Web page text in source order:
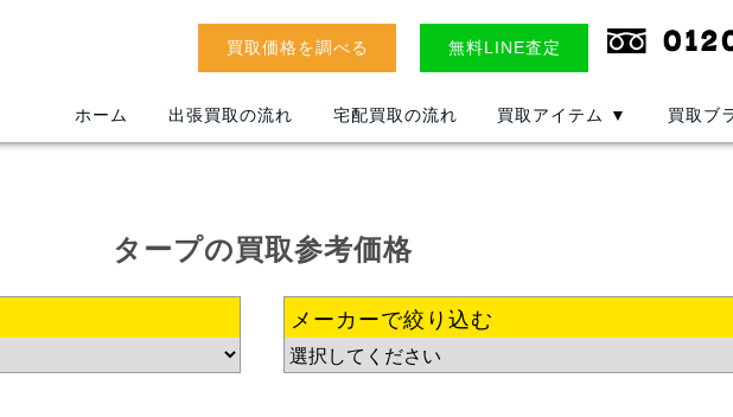
買取価格を調べる 無料LINE査定
ホーム 出張買取の流れ 宅配買取の流れ 買取アイテム ▼ 買取ブ
タープの買取参考価格
メーカーで絞り込む